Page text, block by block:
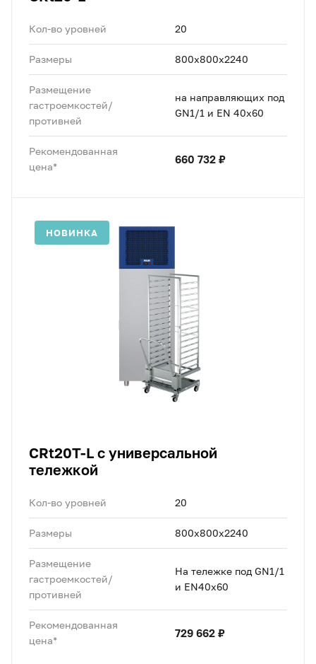
Кол-во уровней 20
Размеры 800x800x2240
Размещение
гастроемкостей/
противней
на направляющих под
GN1/1 и EN 40x60
Рекомендованная
цена*
660 732 ₽
НОВИНКА
CRt20T-L с универсальной
тележкой
Кол-во уровней 20
Размеры 800x800x2240
Размещение
гастроемкостей/
противней
На тележке под GN1/1
и EN40x60
Рекомендованная
цена*
729 662 ₽